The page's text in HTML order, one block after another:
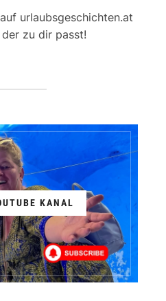
urlaubsgeschichten.at
zu dir passt!
KANAL